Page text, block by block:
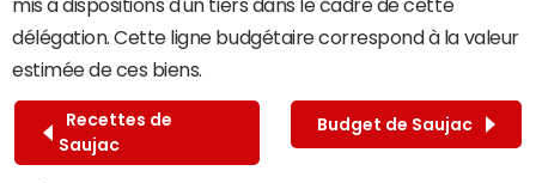
mis à dispositions d'un tiers dans le cadre de cette
délégation. Cette ligne budgétaire correspond à la valeur
estimée de ces biens.
Recettes de
Saujac
Budget de Saujac